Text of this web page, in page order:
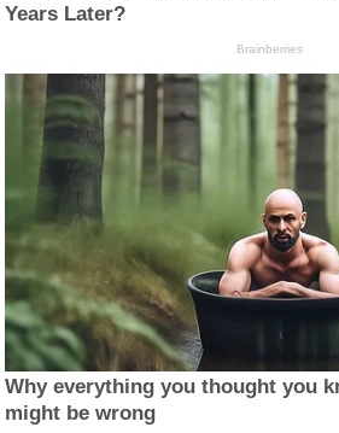
Years Later?
Brainberries
Why everything you thought you
might be wrong